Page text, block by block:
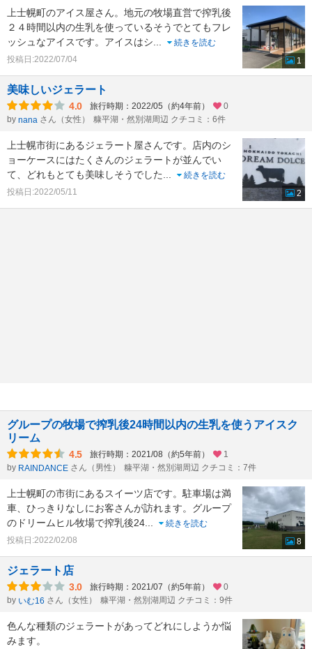
上士幌町のアイス屋さん。地元の牧場直営で搾乳後
２４時間以内の生乳を使っているそうでとてもフレ
ッシュなアイスです。アイスはシ...
続きを読む
投稿日:2022/07/04
1
美味しいジェラート
4.0 旅行時期：2022/05（約4年前）
0
by nana さん（女性） 糠平湖・然別湖周辺 クチコミ：6件
上士幌市街にあるジェラート屋さんです。店内のシ
ョーケースにはたくさんのジェラートが並んでい
て、どれもとても美味しそうでした...
続きを読む
投稿日:2022/05/11
2
グループの牧場で搾乳後24時間以内の生乳を使うアイスク
リーム
4.5 旅行時期：2021/08（約5年前）
1
by RAINDANCE さん（男性） 糠平湖・然別湖周辺 クチコミ：7件
上士幌町の市街にあるスイーツ店です。駐車場は満
車、ひっきりなしにお客さんが訪れます。グループ
のドリームヒル牧場で搾乳後24...
続きを読む
投稿日:2022/02/08
8
ジェラート店
3.0 旅行時期：2021/07（約5年前）
0
by いむ16 さん（女性） 糠平湖・然別湖周辺 クチコミ：9件
色んな種類のジェラートがあってどれにしようか悩
みます。